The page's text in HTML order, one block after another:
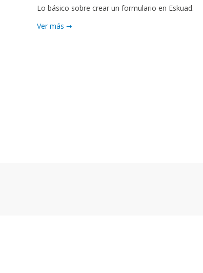
Lo básico sobre crear un formulario en Eskuad.
Ver más ➞